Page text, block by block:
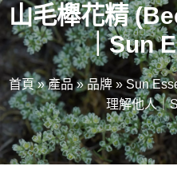
山毛櫸花精
｜Sun
首頁 » 產品 » 品牌 » Sun
理解他人｜